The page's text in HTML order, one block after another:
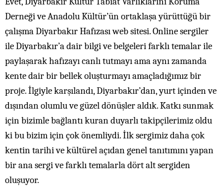
Derneği ve Anadolu Kültür’ün ortaklaşa yürüttüğü bir
çalışma Diyarbakır Hafızası web sitesi. Online sergiler
ile Diyarbakır’a dair bilgi ve belgeleri farklı temalar ile
paylaşarak hafızayı canlı tutmayı ama aynı zamanda
kente dair bir bellek oluşturmayı amaçladığımız bir
proje. İlgiyle karşılandı, Diyarbakır’dan, yurt içinden ve
dışından olumlu ve güzel dönüşler aldık. Katkı sunmak
için bizimle bağlantı kuran duyarlı takipçilerimiz oldu
ki bu bizim için çok önemliydi. İlk sergimiz daha çok
kentin tarihi ve kültürel açıdan genel tanıtımını yapan
bir ana sergi ve farklı temalarla dört alt sergiden
oluşuyor.